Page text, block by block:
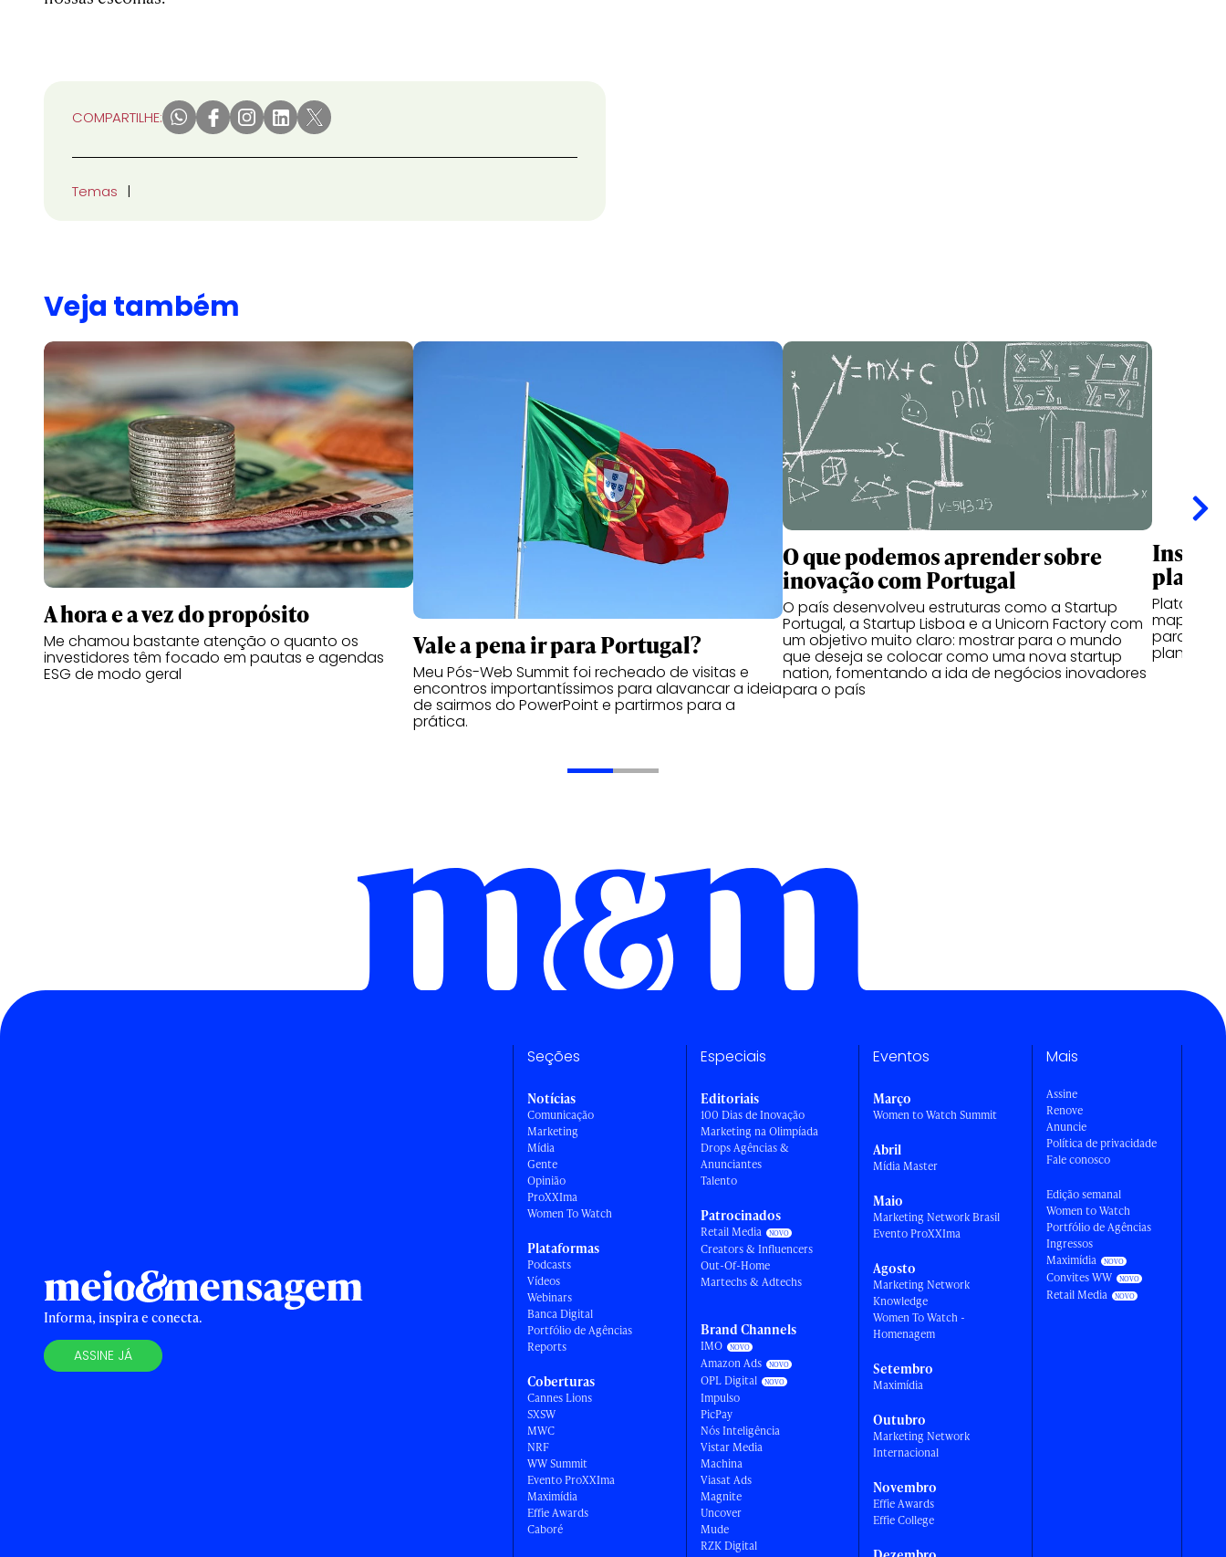
COMPARTILHE:
Temas
Veja também
A hora e a vez do propósito
Me chamou bastante atenção o quanto os
investidores têm focado em pautas e agendas
ESG de modo geral
Vale a pena ir para Portugal?
Meu Pós-Web Summit foi recheado de visitas e
encontros importantíssimos para alavancar a ideia
de sairmos do PowerPoint e partirmos para a
prática.
O que podemos aprender sobre
inovação com Portugal
O país desenvolveu estruturas como a Startup
Portugal, a Startup Lisboa e a Unicorn Factory com
um objetivo muito claro: mostrar para o mundo
que deseja se colocar como uma nova startup
nation, fomentando a ida de negócios inovadores
para o país
para
planeta
Informa, inspira e conecta.
ASSINE JÁ
Seções
Notícias
Comunicação
Marketing
Mídia
Gente
Opinião
ProXXIma
Women To Watch
Plataformas
Podcasts
Vídeos
Webinars
Banca Digital
Portfólio de Agências
Reports
Coberturas
Cannes Lions
SXSW
MWC
NRF
WW Summit
Evento ProXXIma
Maximídia
Effie Awards
Caboré
Especiais
Editoriais
100 Dias de Inovação
Marketing na Olimpíada
Drops Agências &
Anunciantes
Talento
Patrocinados
Retail Media
Creators & Influencers
Out-Of-Home
Martechs & Adtechs
Brand Channels
IMO
Amazon Ads
OPL Digital
Impulso
PicPay
Nós Inteligência
Vistar Media
Machina
Viasat Ads
Magnite
Uncover
Mude
RZK Digital
Eventos
Março
Women to Watch Summit
Abril
Mídia Master
Maio
Marketing Network Brasil
Evento ProXXIma
Agosto
Marketing Network
Knowledge
Women To Watch -
Homenagem
Setembro
Maximídia
Outubro
Marketing Network
Internacional
Novembro
Effie Awards
Effie College
Mais
Assine
Renove
Anuncie
Política de privacidade
Fale conosco
Edição semanal
Women to Watch
Portfólio de Agências
Ingressos
Maximídia
Convites WW
Retail Media